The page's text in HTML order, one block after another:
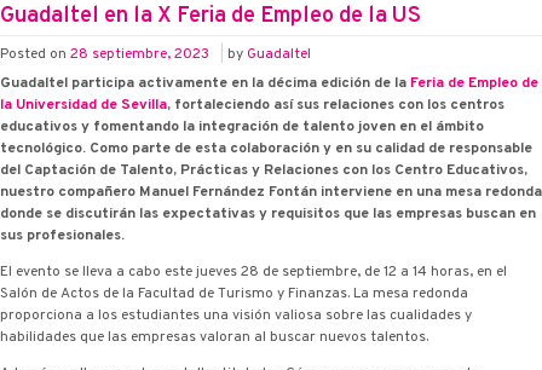
Guadaltel en la X Feria de Empleo de la US
Posted on 28 septiembre, 2023 by Guadaltel
Guadaltel participa activamente en la décima edición de la Feria de Empleo de
la Universidad de Sevilla, fortaleciendo así sus relaciones con los centros
educativos y fomentando la integración de talento joven en el ámbito
tecnológico. Como parte de esta colaboración y en su calidad de responsable
del Captación de Talento, Prácticas y Relaciones con los Centro Educativos,
nuestro compañero Manuel Fernández Fontán interviene en una mesa redonda
donde se discutirán las expectativas y requisitos que las empresas buscan en
sus profesionales.
El evento se lleva a cabo este jueves 28 de septiembre, de 12 a 14 horas, en el
Salón de Actos de la Facultad de Turismo y Finanzas. La mesa redonda
proporciona a los estudiantes una visión valiosa sobre las cualidades y
habilidades que las empresas valoran al buscar nuevos talentos.